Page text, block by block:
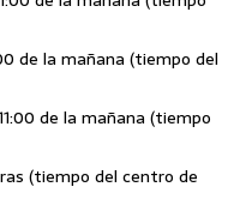
de la mañana (tiempo del
de la mañana (tiempo
(tiempo del centro de